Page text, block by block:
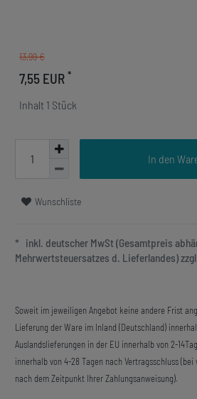
13,99 €
7,55 EUR *
Inhalt 1 Stück
In den
Wunschliste
* inkl. deutscher MwSt (Gesamtpreis
Mehrwertsteuersatzes d. Lieferlandes)
Soweit im jeweiligen Angebot keine andere Frist
Lieferung der Ware im Inland (Deutschland)
Auslandslieferungen in der EU innerhalb von 2-
innerhalb von 4-28 Tagen nach Vertragsschluss
nach dem Zeitpunkt Ihrer Zahlungsanweisung).